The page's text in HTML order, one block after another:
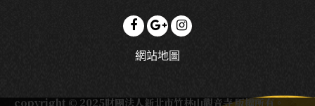
網站地圖
copyright © 2025財團法人新北市竹林山觀音寺 版權所有。